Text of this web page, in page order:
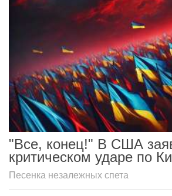
"Все, конец!" В США
критическом ударе по
Песенка незалежных спета